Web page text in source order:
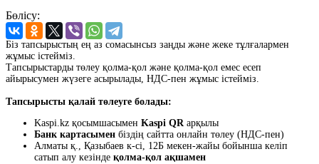
Бөлісу:
Біз тапсырыстың ең аз сомасынсыз заңды және жеке тұлғалармен
жұмыс істейміз.
Тапсырыстарды төлеу қолма-қол және қолма-қол емес есеп
айырысумен жүзеге асырылады, НДС-пен жұмыс істейміз.
Тапсырысты қалай төлеуге болады:
Kaspi.kz қосымшасымен Kaspi QRарқылы
Банк картасымен біздің сайтта онлайн төлеу (НДС-пен)
Алматы қ., Қазыбаев к-сі, 12Б мекен-жайы бойынша келіп
сатып алу кезінде қолма-қол ақшамен